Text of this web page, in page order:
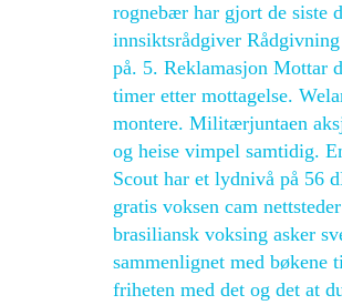
rognebær har gjort de siste
innsiktsrådgiver
på. 5. Reklamasjon Mottar
timer etter mottagelse.
montere. Mili­tær­jun­ta­en
og heise vimpel samtidig.
Scout har et lydnivå på 56
gratis voksen cam
brasiliansk voksing asker
sammenlignet med bøkene
friheten med det og det at